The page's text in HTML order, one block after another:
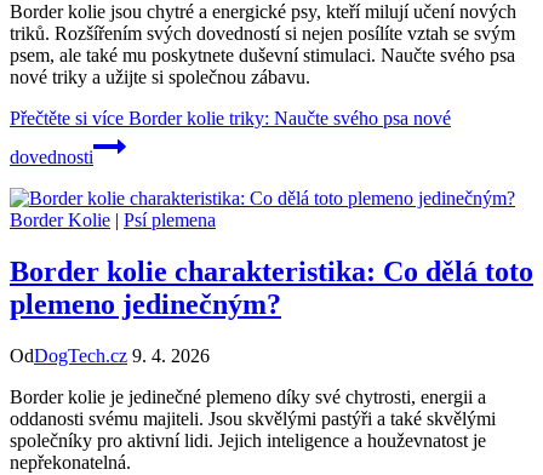
Border kolie jsou chytré a energické psy, kteří milují učení nových
triků. Rozšířením svých dovedností si nejen posílíte vztah se svým
psem, ale také mu poskytnete duševní stimulaci. Naučte svého psa
nové triky a užijte si společnou zábavu.
Přečtěte si více Border kolie triky: Naučte svého psa nové
dovednosti
Border Kolie | Psí plemena
Border kolie charakteristika: Co dělá toto
plemeno jedinečným?
OdDogTech.cz 9. 4. 2026
Border kolie je jedinečné plemeno díky své chytrosti, energii a
oddanosti svému majiteli. Jsou skvělými pastýři a také skvělými
společníky pro aktivní lidi. Jejich inteligence a houževnatost je
nepřekonatelná.